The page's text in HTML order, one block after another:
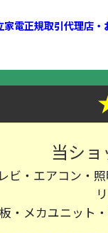
電正規取引代理店
当ショ
ビ・エアコン・
・メカユニット